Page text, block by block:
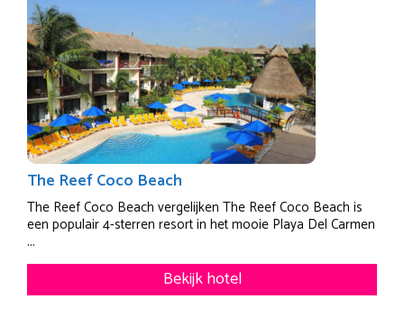
The Reef Coco Beach
The Reef Coco Beach vergelijken The Reef Coco Beach is
een populair 4-sterren resort in het mooie Playa Del Carmen
...
Bekijk hotel